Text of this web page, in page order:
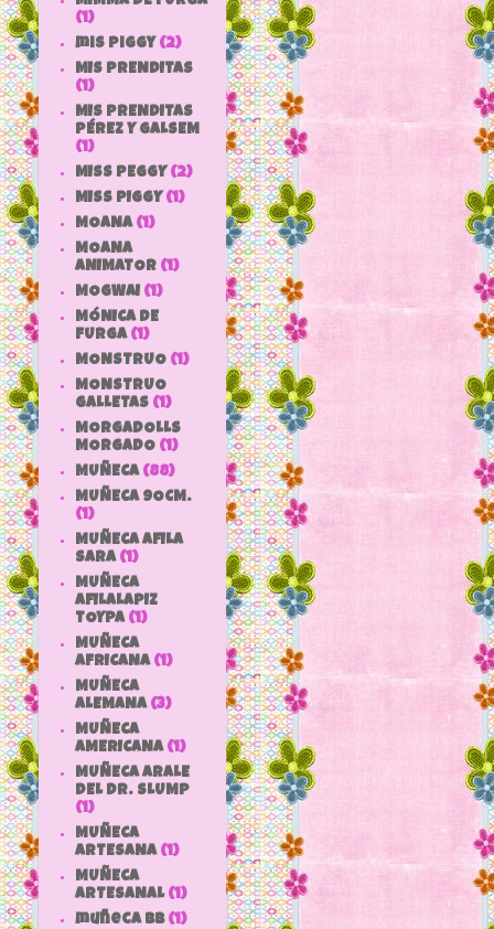
(1)
mis piggy (2)
MIS PRENDITAS
(1)
MIS PRENDITAS
PÉREZ Y GALSEM
(1)
MISS PEGGY (2)
MISS PIGGY (1)
MOANA (1)
MOANA
ANIMATOR (1)
MOGWAI (1)
MÓNICA DE
FURGA (1)
MONSTRUO (1)
MONSTRUO
GALLETAS (1)
MORGADOLLS
MORGADO (1)
MUÑECA (88)
MUÑECA 9OCM.
(1)
MUÑECA AFILA
SARA (1)
MUÑECA
AFILALAPIZ
TOYPA (1)
MUÑECA
AFRICANA (1)
MUÑECA
ALEMANA (3)
MUÑECA
AMERICANA (1)
MUÑECA ARALE
DEL DR. SLUMP
(1)
MUÑECA
ARTESANA (1)
MUÑECA
ARTESANAL (1)
muñeca bb (1)